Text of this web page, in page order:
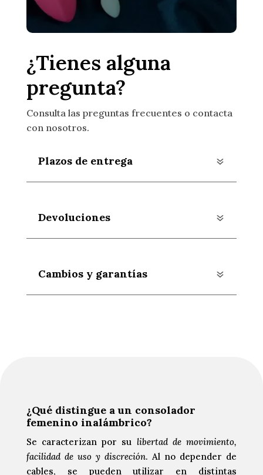
¿Tienes alguna
pregunta?
Consulta las preguntas frecuentes o contacta
con nosotros.
Plazos de entrega
Devoluciones
Cambios y garantías
¿Qué distingue a un consolador
femenino inalámbrico?
Se caracterizan por su libertad de movimiento,
facilidad de uso y discreción. Al no depender de
cables, se pueden utilizar en distintas